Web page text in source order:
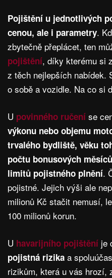
Pojištění u jednotlivých
cenou, ale i parametry.
zbytečně přeplácet, ten
pojištění, díky kterému si
z těch nejlepších nabídek.
o sobě a vozidle. Na co si
U povinného ručení se
výkonu nebo objemu
trvalého bydliště, věku
počtu bonusových
limitů pojistného plnění.
pojistné. Jejich výši ale
milionů Kč stačit nemusí,
100 milionů korun.
U havarijního pojištění je
pojistná rizika a
rizikům, která u vás hrozí,